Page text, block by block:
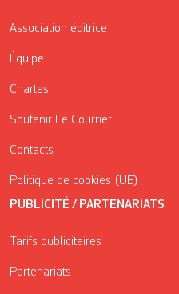
Association éditrice
Équipe
Chartes
Soutenir Le Courrier
Contacts
Politique de cookies (UE)
PUBLICITÉ / PARTENARIATS
Tarifs publicitaires
Partenariats